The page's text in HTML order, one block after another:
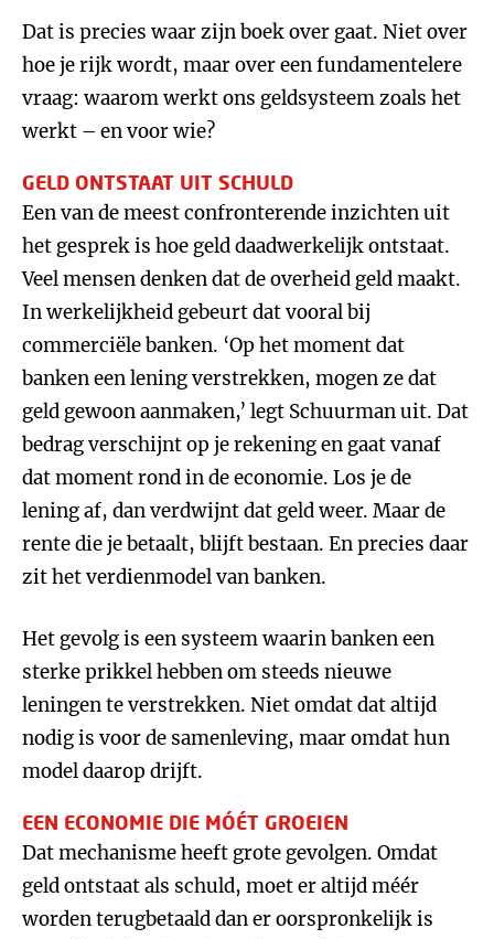
Dat is precies waar zijn boek over gaat. Niet over
hoe je rijk wordt, maar over een fundamentelere
vraag: waarom werkt ons geldsysteem zoals het
werkt – en voor wie?
GELD ONTSTAAT UIT SCHULD
Een van de meest confronterende inzichten uit
het gesprek is hoe geld daadwerkelijk ontstaat.
Veel mensen denken dat de overheid geld maakt.
In werkelijkheid gebeurt dat vooral bij
commerciële banken. ‘Op het moment dat
banken een lening verstrekken, mogen ze dat
geld gewoon aanmaken,’ legt Schuurman uit. Dat
bedrag verschijnt op je rekening en gaat vanaf
dat moment rond in de economie. Los je de
lening af, dan verdwijnt dat geld weer. Maar de
rente die je betaalt, blijft bestaan. En precies daar
zit het verdienmodel van banken.
Het gevolg is een systeem waarin banken een
sterke prikkel hebben om steeds nieuwe
leningen te verstrekken. Niet omdat dat altijd
nodig is voor de samenleving, maar omdat hun
model daarop drijft.
EEN ECONOMIE DIE MÓÉT GROEIEN
Dat mechanisme heeft grote gevolgen. Omdat
geld ontstaat als schuld, moet er altijd méér
worden terugbetaald dan er oorspronkelijk is